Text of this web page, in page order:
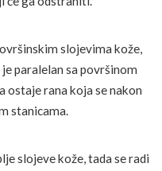
slojevima kože,
paralelan sa površinom
ostaje rana koja se nakon
stanicama.
slojeve kože, tada se radi